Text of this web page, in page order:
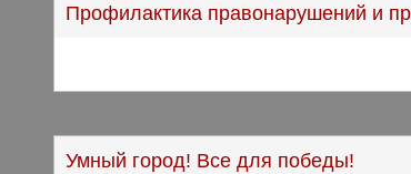
Профилактика правонарушений и
Умный город! Все для победы!